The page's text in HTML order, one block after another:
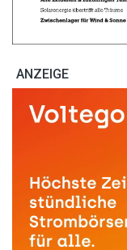
ANZEIGE